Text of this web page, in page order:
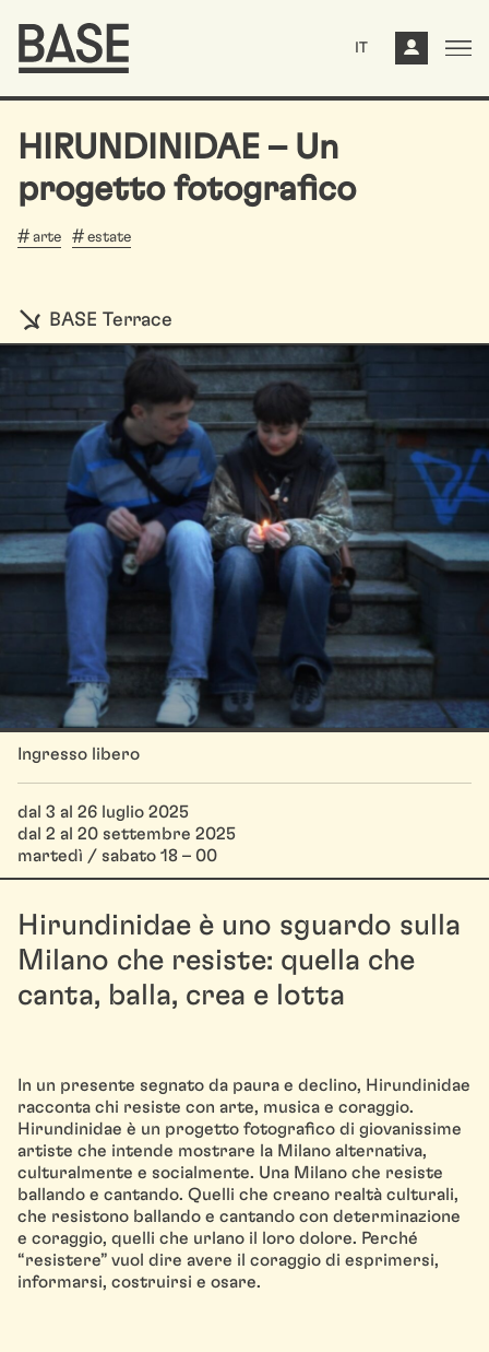
IT
HIRUNDINIDAE – Un
progetto fotografico
arte estate
BASE Terrace
Ingresso libero
dal 3 al 26 luglio 2025
dal 2 al 20 settembre 2025
martedì / sabato 18 – 00
Hirundinidae è uno sguardo sulla
Milano che resiste: quella che
canta, balla, crea e lotta
In un presente segnato da paura e declino, Hirundinidae
racconta chi resiste con arte, musica e coraggio.
Hirundinidae è un progetto fotografico di giovanissime
artiste che intende mostrare la Milano alternativa,
culturalmente e socialmente. Una Milano che resiste
ballando e cantando. Quelli che creano realtà culturali,
che resistono ballando e cantando con determinazione
e coraggio, quelli che urlano il loro dolore. Perché
“resistere” vuol dire avere il coraggio di esprimersi,
informarsi, costruirsi e osare.